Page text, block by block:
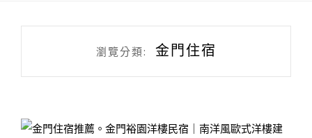
瀏覽分類: 金門住宿